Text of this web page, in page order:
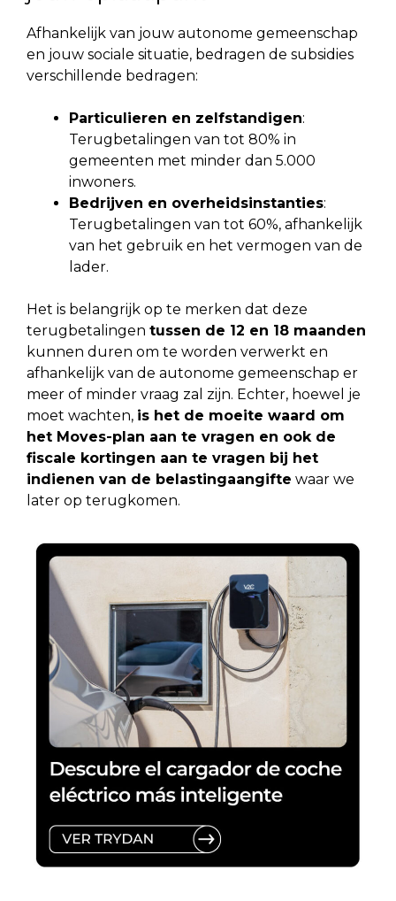
Afhankelijk van jouw autonome gemeenschap
en jouw sociale situatie, bedragen de subsidies
verschillende bedragen:
Particulieren en zelfstandigen:
Terugbetalingen van tot 80% in
gemeenten met minder dan 5.000
inwoners.
Bedrijven en overheidsinstanties:
Terugbetalingen van tot 60%, afhankelijk
van het gebruik en het vermogen van de
lader.
Het is belangrijk op te merken dat deze
terugbetalingen tussen de 12 en 18 maanden
kunnen duren om te worden verwerkt en
afhankelijk van de autonome gemeenschap er
meer of minder vraag zal zijn. Echter, hoewel je
moet wachten, is het de moeite waard om
het Moves-plan aan te vragen en ook de
fiscale kortingen aan te vragen bij het
indienen van de belastingaangifte waar we
later op terugkomen.